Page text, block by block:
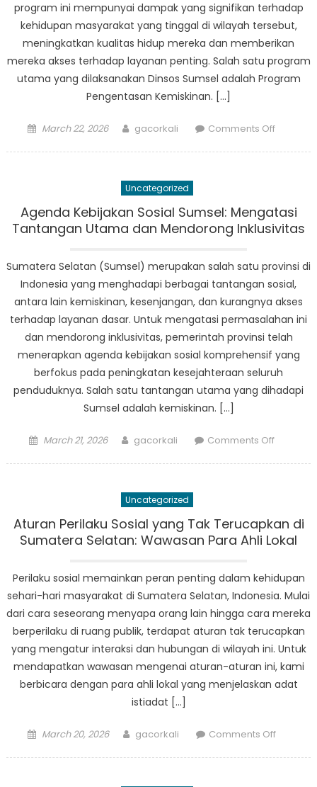
program ini mempunyai dampak yang signifikan terhadap
kehidupan masyarakat yang tinggal di wilayah tersebut,
meningkatkan kualitas hidup mereka dan memberikan
mereka akses terhadap layanan penting. Salah satu program
utama yang dilaksanakan Dinsos Sumsel adalah Program
Pengentasan Kemiskinan. […]
Posted
March 22, 2026 Author
gacorkali Comments Offon
Publik
Uncategorized
Agenda Kebijakan Sosial Sumsel: Mengatasi
Tantangan Utama dan Mendorong Inklusivitas
Sumatera Selatan (Sumsel) merupakan salah satu provinsi di
Indonesia yang menghadapi berbagai tantangan sosial,
antara lain kemiskinan, kesenjangan, dan kurangnya akses
terhadap layanan dasar. Untuk mengatasi permasalahan ini
dan mendorong inklusivitas, pemerintah provinsi telah
menerapkan agenda kebijakan sosial komprehensif yang
berfokus pada peningkatan kesejahteraan seluruh
penduduknya. Salah satu tantangan utama yang dihadapi
Sumsel adalah kemiskinan. […]
Posted
March 21, 2026 Author
gacorkali Comments Offon
Uncategorized
Aturan Perilaku Sosial yang Tak Terucapkan di
Sumatera Selatan: Wawasan Para Ahli Lokal
Perilaku sosial memainkan peran penting dalam kehidupan
sehari-hari masyarakat di Sumatera Selatan, Indonesia. Mulai
dari cara seseorang menyapa orang lain hingga cara mereka
berperilaku di ruang publik, terdapat aturan tak terucapkan
yang mengatur interaksi dan hubungan di wilayah ini. Untuk
mendapatkan wawasan mengenai aturan-aturan ini, kami
berbicara dengan para ahli lokal yang menjelaskan adat
istiadat […]
Posted
March 20, 2026 Author
gacorkali Comments Offon